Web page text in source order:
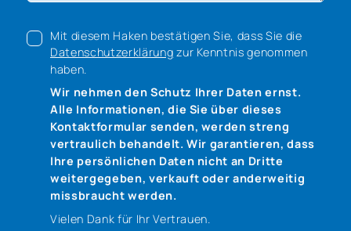
Mit diesem Haken bestätigen Sie, dass Sie die
Datenschutzerklärung zur Kenntnis genommen
haben.
Wir nehmen den Schutz Ihrer Daten ernst.
Alle Informationen, die Sie über dieses
Kontaktformular senden, werden streng
vertraulich behandelt. Wir garantieren, dass
Ihre persönlichen Daten nicht an Dritte
weitergegeben, verkauft oder anderweitig
missbraucht werden.
Vielen Dank für Ihr Vertrauen.